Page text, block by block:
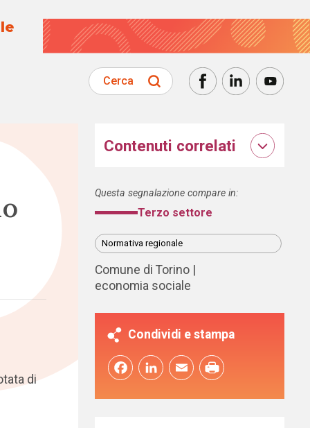
Cerca
di
Contenuti correlati
Questa segnalazione compare in:
Terzo settore
Normativa regionale
Comune di Torino
economia sociale
Condividi e stampa
FacebookLinkedInEmail